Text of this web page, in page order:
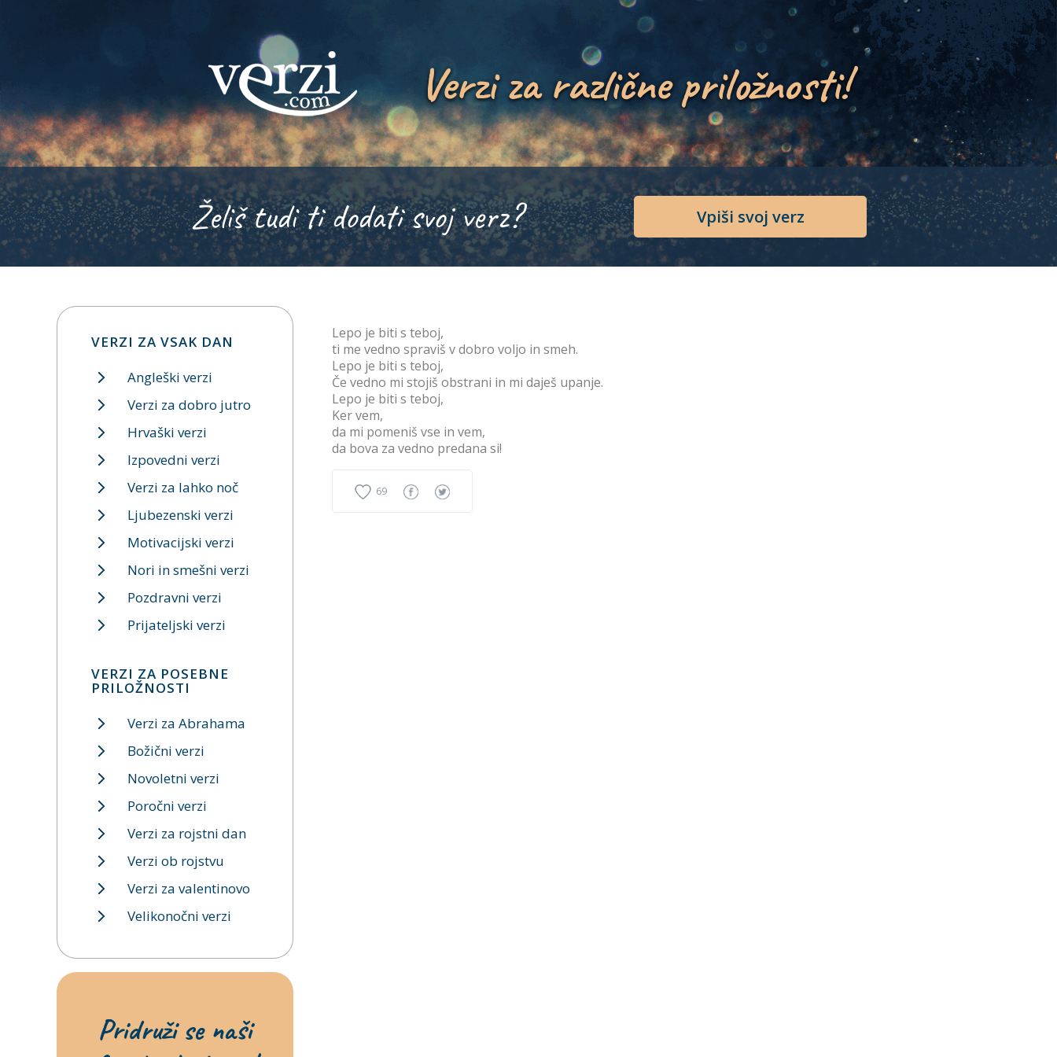
Verzi za različne priložnosti!
Želiš tudi ti dodati svoj verz? Vpiši svoj verz
Lepo je biti s teboj,
ti me vedno spraviš v dobro voljo in smeh.
Lepo je biti s teboj,
Če vedno mi stojiš obstrani in mi daješ upanje.
Lepo je biti s teboj,
Ker vem,
da mi pomeniš vse in vem,
da bova za vedno predana si!
69
VERZI ZA VSAK DAN
Angleški verzi
Verzi za dobro jutro
Hrvaški verzi
Izpovedni verzi
Verzi za lahko noč
Ljubezenski verzi
Motivacijski verzi
Nori in smešni verzi
Pozdravni verzi
Prijateljski verzi
VERZI ZA POSEBNE
PRILOŽNOSTI
Verzi za Abrahama
Božični verzi
Novoletni verzi
Poročni verzi
Verzi za rojstni dan
Verzi ob rojstvu
Verzi za valentinovo
Velikonočni verzi
Pridruži se naši